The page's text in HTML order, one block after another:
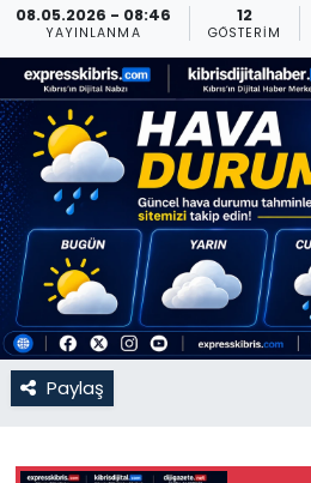
08.05.2026 - 08:46
YAYINLANMA
12
GÖSTERIM
Paylaş
Güncel
Gündem
KKTC
KKTC YEREL SEÇİM 2018
Kültür Sanat
Magazin
Moda